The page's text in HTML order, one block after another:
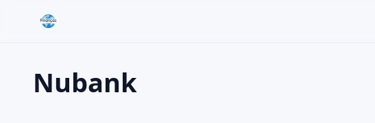
Buscar no site
Nubank